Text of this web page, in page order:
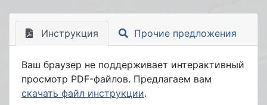
Инструкция Прочие предложения
Ваш браузер не поддерживает интерактивный
просмотр PDF-файлов. Предлагаем вам
скачать файл инструкции.